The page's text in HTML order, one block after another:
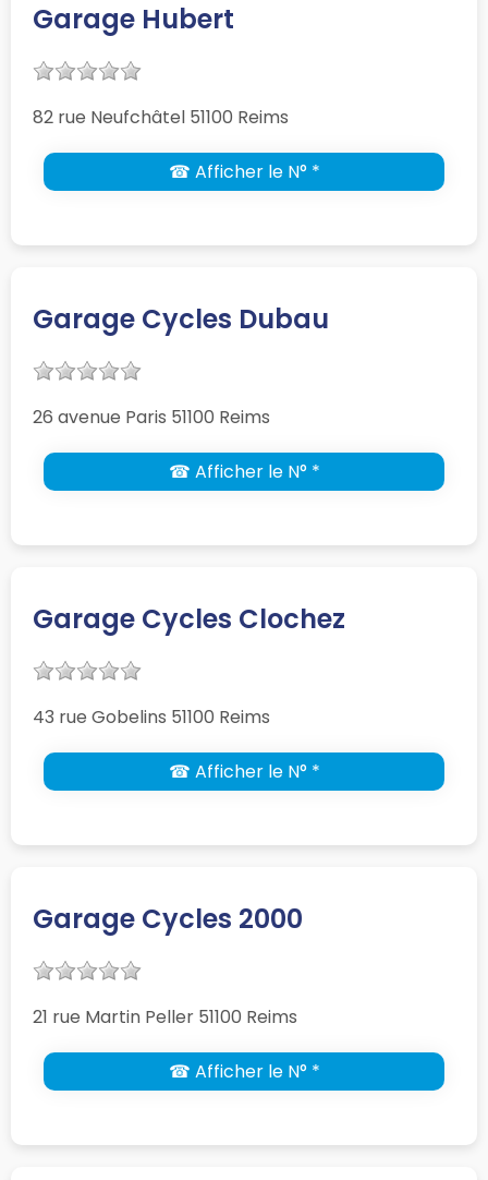
Garage Hubert
82 rue Neufchâtel 51100 Reims
☎ Afficher le N° *
Garage Cycles Dubau
26 avenue Paris 51100 Reims
☎ Afficher le N° *
Garage Cycles Clochez
43 rue Gobelins 51100 Reims
☎ Afficher le N° *
Garage Cycles 2000
21 rue Martin Peller 51100 Reims
☎ Afficher le N° *